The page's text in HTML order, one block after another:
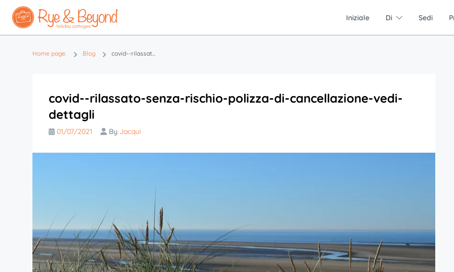
Iniziale Di Sedi
Home page. Blog covid--rilassato-senza-rischio-polizza-di-cancellazione-vedi-dettagli
covid--rilassato-senza-rischio-polizza-di-cancellazione-vedi-
dettagli
01/07/2021 By Jacqui